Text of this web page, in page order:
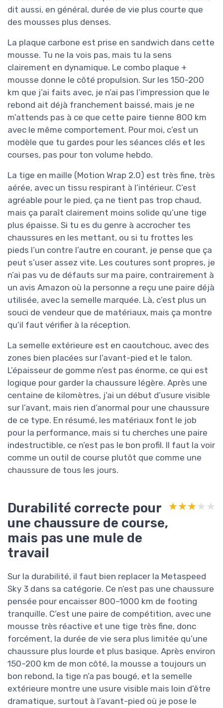
dit aussi, en général, durée de vie plus courte que
des mousses plus denses.
La plaque carbone est prise en sandwich dans cette
mousse. Tu ne la vois pas, mais tu la sens
clairement en dynamique. Le combo plaque +
mousse donne le côté propulsion. Sur les 150-200
km que j’ai faits avec, je n’ai pas l’impression que le
rebond ait déjà franchement baissé, mais je ne
m’attends pas à ce que cette paire tienne 800 km
avec le même comportement. Pour moi, c’est un
modèle que tu gardes pour les séances clés et les
courses, pas pour ton volume hebdo.
La tige en maille (Motion Wrap 2.0) est très fine, très
aérée, avec un tissu respirant à l’intérieur. C’est
agréable pour le pied, ça ne tient pas trop chaud,
mais ça paraît clairement moins solide qu’une tige
plus épaisse. Si tu es du genre à accrocher tes
chaussures en les mettant, ou si tu frottes les
pieds l’un contre l’autre en courant, je pense que ça
peut s’user assez vite. Les coutures sont propres, je
n’ai pas vu de défauts sur ma paire, contrairement à
un avis Amazon où la personne a reçu une paire déjà
utilisée, avec la semelle marquée. Là, c’est plus un
souci de vendeur que de matériaux, mais ça montre
qu’il faut vérifier à la réception.
La semelle extérieure est en caoutchouc, avec des
zones bien placées sur l’avant-pied et le talon.
L’épaisseur de gomme n’est pas énorme, ce qui est
logique pour garder la chaussure légère. Après une
centaine de kilomètres, j’ai un début d’usure visible
sur l’avant, mais rien d’anormal pour une chaussure
de ce type. En résumé, les matériaux font le job
pour la performance, mais si tu cherches une paire
indestructible, ce n’est pas le bon profil. Il faut la voir
comme un outil de course plutôt que comme une
chaussure de tous les jours.
Durabilité correcte pour
une chaussure de course,
mais pas une mule de
travail
★★★★★
★★★★★
Sur la durabilité, il faut bien replacer la Metaspeed
Sky 3 dans sa catégorie. Ce n’est pas une chaussure
pensée pour encaisser 800–1000 km de footing
tranquille. C’est une paire de compétition, avec une
mousse très réactive et une tige très fine, donc
forcément, la durée de vie sera plus limitée qu’une
chaussure plus lourde et plus basique. Après environ
150–200 km de mon côté, la mousse a toujours un
bon rebond, la tige n’a pas bougé, et la semelle
extérieure montre une usure visible mais loin d’être
dramatique, surtout à l’avant-pied où je pose le